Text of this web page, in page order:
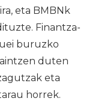
eta BMBNk
Finantza-
buruzko
duten
eta
horrek.